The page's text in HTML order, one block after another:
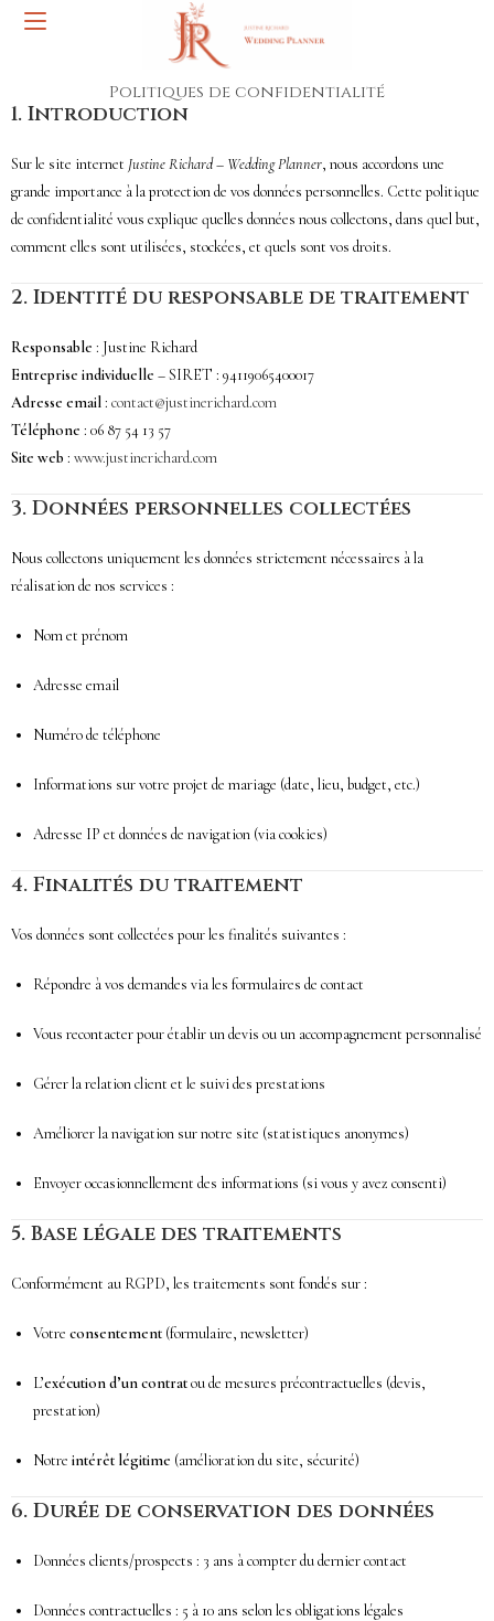
Politiques de confidentialité
1. Introduction
Sur le site internet Justine Richard – Wedding Planner, nous accordons une
grande importance à la protection de vos données personnelles. Cette politique
de confidentialité vous explique quelles données nous collectons, dans quel but,
comment elles sont utilisées, stockées, et quels sont vos droits.
2. Identité du responsable de traitement
Responsable : Justine Richard
Entreprise individuelle – SIRET : 94119065400017
Adresse email: contact@justinerichard.com
Téléphone : 06 87 54 13 57
Site web : www.justinerichard.com
3. Données personnelles collectées
Nous collectons uniquement les données strictement nécessaires à la
réalisation de nos services :
Nom et prénom
Adresse email
Numéro de téléphone
Informations sur votre projet de mariage (date, lieu, budget, etc.)
Adresse IP et données de navigation (via cookies)
4. Finalités du traitement
Vos données sont collectées pour les finalités suivantes :
Répondre à vos demandes via les formulaires de contact
Vous recontacter pour établir un devis ou un accompagnement personnalisé
Gérer la relation client et le suivi des prestations
Améliorer la navigation sur notre site (statistiques anonymes)
Envoyer occasionnellement des informations (si vous y avez consenti)
5. Base légale des traitements
Conformément au RGPD, les traitements sont fondés sur :
Votre consentement (formulaire, newsletter)
L’exécution d’un contratou de mesures précontractuelles (devis,
prestation)
Notre intérêt légitime (amélioration du site, sécurité)
6. Durée de conservation des données
Données clients/prospects : 3 ans à compter du dernier contact
Données contractuelles : 5 à 10 ans selon les obligations légales